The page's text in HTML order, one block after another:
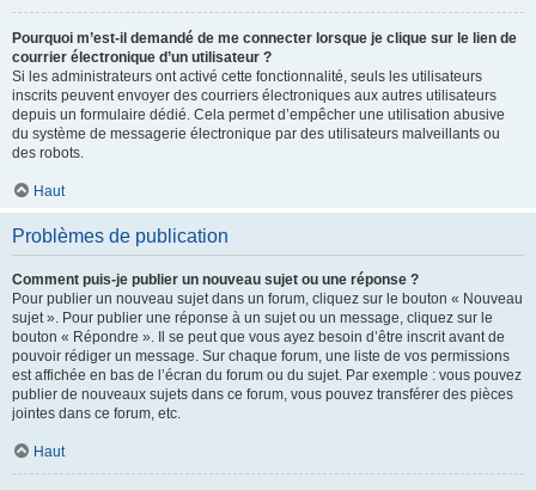
Pourquoi m’est-il demandé de me connecter lorsque je clique sur le lien de
courrier électronique d’un utilisateur ?
Si les administrateurs ont activé cette fonctionnalité, seuls les utilisateurs
inscrits peuvent envoyer des courriers électroniques aux autres utilisateurs
depuis un formulaire dédié. Cela permet d’empêcher une utilisation abusive
du système de messagerie électronique par des utilisateurs malveillants ou
des robots.
Haut
Problèmes de publication
Comment puis-je publier un nouveau sujet ou une réponse ?
Pour publier un nouveau sujet dans un forum, cliquez sur le bouton « Nouveau
sujet ». Pour publier une réponse à un sujet ou un message, cliquez sur le
bouton « Répondre ». Il se peut que vous ayez besoin d’être inscrit avant de
pouvoir rédiger un message. Sur chaque forum, une liste de vos permissions
est affichée en bas de l’écran du forum ou du sujet. Par exemple : vous pouvez
publier de nouveaux sujets dans ce forum, vous pouvez transférer des pièces
jointes dans ce forum, etc.
Haut